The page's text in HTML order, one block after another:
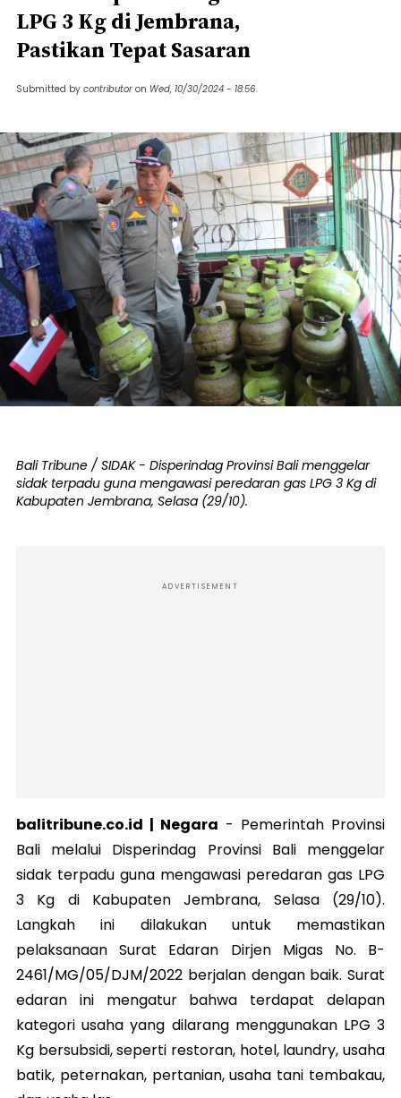
LPG 3 Kg di Jembrana,
Pastikan Tepat Sasaran
Submitted by contributor on Wed, 10/30/2024 - 18:56
Bali Tribune / SIDAK - Disperindag Provinsi Bali menggelar
sidak terpadu guna mengawasi peredaran gas LPG 3 Kg di
Kabupaten Jembrana, Selasa (29/10).
ADVERTISEMENT
balitribune.co.id | Negara - Pemerintah Provinsi
Bali melalui Disperindag Provinsi Bali menggelar
sidak terpadu guna mengawasi peredaran gas LPG
3 Kg di Kabupaten Jembrana, Selasa (29/10).
Langkah ini dilakukan untuk memastikan
pelaksanaan Surat Edaran Dirjen Migas No. B-
2461/MG/05/DJM/2022 berjalan dengan baik. Surat
edaran ini mengatur bahwa terdapat delapan
kategori usaha yang dilarang menggunakan LPG 3
Kg bersubsidi, seperti restoran, hotel, laundry, usaha
batik, peternakan, pertanian, usaha tani tembakau,